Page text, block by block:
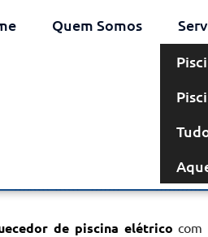
Quem Somos
no
de piscina elétrico com